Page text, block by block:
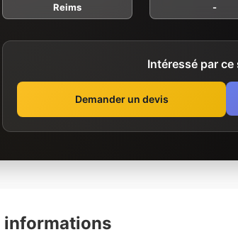
Reims -
Intéressé par ce
Demander un devis
informations